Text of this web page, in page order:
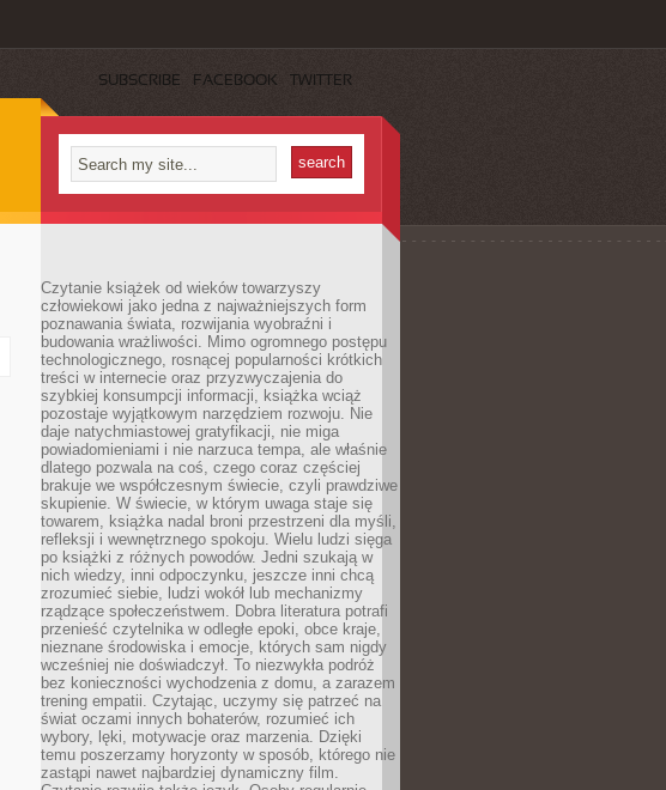
SUBSCRIBE FACEBOOK TWITTER
Czytanie książek od wieków towarzyszy
człowiekowi jako jedna z najważniejszych form
poznawania świata, rozwijania wyobraźni i
budowania wrażliwości. Mimo ogromnego postępu
technologicznego, rosnącej popularności krótkich
treści w internecie oraz przyzwyczajenia do
szybkiej konsumpcji informacji, książka wciąż
pozostaje wyjątkowym narzędziem rozwoju. Nie
daje natychmiastowej gratyfikacji, nie miga
powiadomieniami i nie narzuca tempa, ale właśnie
dlatego pozwala na coś, czego coraz częściej
brakuje we współczesnym świecie, czyli prawdziwe
skupienie. W świecie, w którym uwaga staje się
towarem, książka nadal broni przestrzeni dla myśli,
refleksji i wewnętrznego spokoju. Wielu ludzi sięga
po książki z różnych powodów. Jedni szukają w
nich wiedzy, inni odpoczynku, jeszcze inni chcą
zrozumieć siebie, ludzi wokół lub mechanizmy
rządzące społeczeństwem. Dobra literatura potrafi
przenieść czytelnika w odległe epoki, obce kraje,
nieznane środowiska i emocje, których sam nigdy
wcześniej nie doświadczył. To niezwykła podróż
bez konieczności wychodzenia z domu, a zarazem
trening empatii. Czytając, uczymy się patrzeć na
świat oczami innych bohaterów, rozumieć ich
wybory, lęki, motywacje oraz marzenia. Dzięki
temu poszerzamy horyzonty w sposób, którego nie
zastąpi nawet najbardziej dynamiczny film.